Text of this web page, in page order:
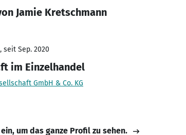
Jamie Kretschmann
seit Sep. 2020
im Einzelhandel
GmbH & Co. KG
um das ganze Profil zu sehen.